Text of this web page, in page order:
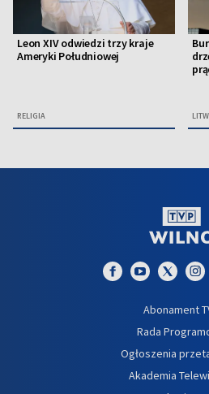
Leon XIV odwiedzi trzy kraje
Ameryki Południowej
RELIGIA
Abonament
Rada
Ogłoszenia
Akademia